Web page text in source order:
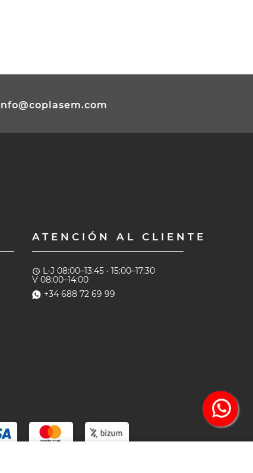
ATENCIÓN AL CLIENTE
access_time L-J 08:00–13:45 · 15:00–17:30
V 08:00–14:00
+34 688 72 69 99